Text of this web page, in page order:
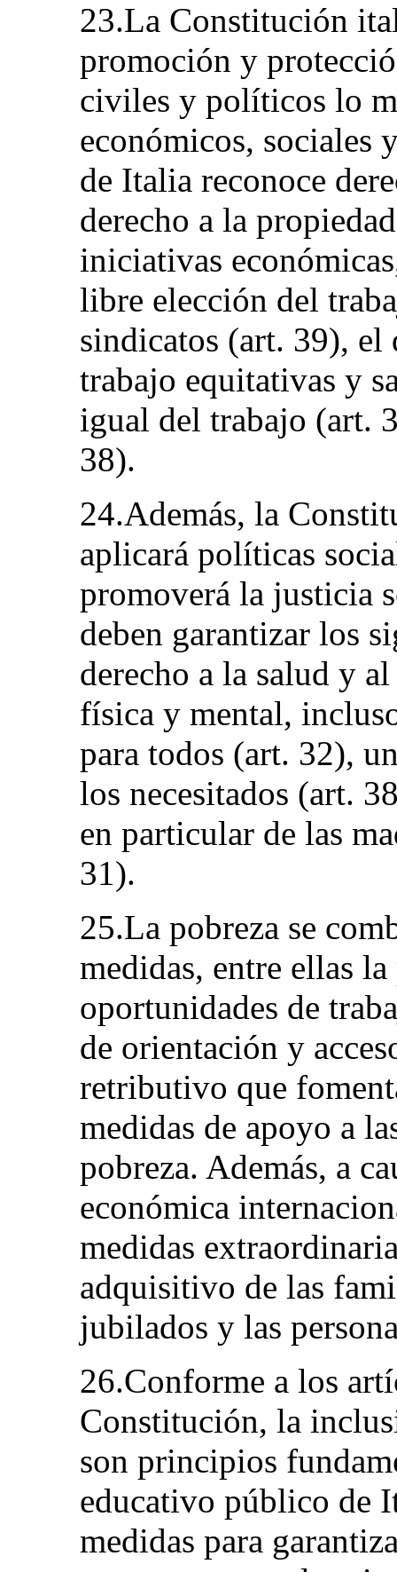
23.La Constitución
promoción y
civiles y políticos lo
económicos, sociales
de Italia reconoce
derecho a la
iniciativas
libre elección del
sindicatos (art. 39), el
trabajo equitativas y
igual del trabajo (art.
38).
24.Además, la
aplicará políticas
promoverá la justicia
deben garantizar los
derecho a la salud y
física y mental,
para todos (art. 32),
los necesitados (art.
en particular de las
31).
25.La pobreza se
medidas, entre ellas
oportunidades de
de orientación y
retributivo que
medidas de apoyo a
pobreza. Además, a
económica
medidas
adquisitivo de las
jubilados y las
26.Conforme a los
Constitución, la
son principios
educativo público de
medidas para